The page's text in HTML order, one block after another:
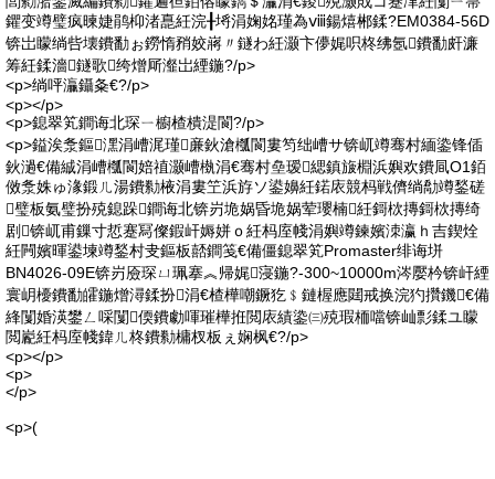
鑺变竴璧疯暕婕鹃枊渚嗭紝浣╂埓涓婅姳瑾為ⅷ鍚熺郴鍒?EM0384-56D
锛岀矇绱呰壊鐨勫ぉ鐒惰矟姣嶈〃鐩わ紝灏卞儚娓呮柊绋氬鐨勫皯濂
筹紝鍒濇鐩歌绔熷厛瀣岀緸鍦?/p>
<p>绱呯灜鑷夈€?/p>
<p></p>
<p>鎴翠笂鐧诲北琛ㄧ櫥楂樻湜閬?/p>
<p>鎰涘洜鏂潶涓嶆浘瑾亷鈥滄槬閬婁笉绌嶆サ锛屼竴骞村緬鍌锋偛
鈥濄€備絾涓嶆槬閬婄禃灏嶆槸涓€骞村皨瑷緦鎮旇棩浜嬩欢鐨凬O1銆
傚洜姝ゅ湪鍛ㄦ湯鐨勬棭涓婁笁浜斿ソ鍙嬶紝鍩庡競杩戦儕绱勪竴鍫磋
璧板氨璧扮殑鎴跺鐧诲北锛岃垝娲昏垝娲荤瓔楠紝鎶栨摶鎶栨摶绮
剧锛屼甫鏁寸悊蹇冩儏鍜屽媷姘ｏ紝杩庢帴涓嬩竴鍊嬪洓瀛ｈ吉鍥烇
紝闁嬪暉鍙堜竴鍫村叏鏂板嚭鐧笺€備僵鎴翠笂Promaster绯诲垪
BN4026-09E锛岃厱琛ㄩ珮搴︽帰娓寖鍦?-300~10000m涔嬮枔锛屽緸
寰岄櫌鐨勫皬鍦熷潯鍒扮涓€楂樺嘲鐝犵﹩鏈楃應閮戒换浣犳攢鐖€備
綘闅婚渶鐢ㄥ啋闅偄鐨勮喗璀樺拰閲庡績鍌㈢殑瑕栭噹锛屾彯鍒ユ矇
閲嶏紝杩庢帴鍏ㄦ柊鐨勬槦杈板ぇ娴枫€?/p>
<p></p>
<p>
</p>
<p>(